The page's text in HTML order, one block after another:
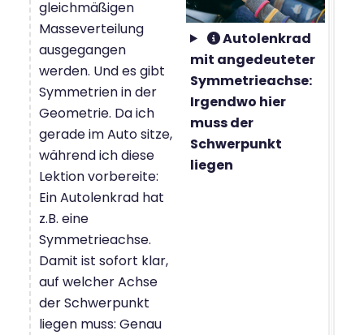
gleichmäßigen
Masseverteilung
ausgegangen
werden. Und es gibt
Symmetrien in der
Geometrie. Da ich
gerade im Auto sitze,
während ich diese
Lektion vorbereite:
Ein Autolenkrad hat
z.B. eine
Symmetrieachse.
Damit ist sofort klar,
auf welcher Achse
der Schwerpunkt
liegen muss: Genau
Autolenkrad
mit angedeuteter
Symmetrieachse:
Irgendwo hier
muss der
Schwerpunkt
liegen